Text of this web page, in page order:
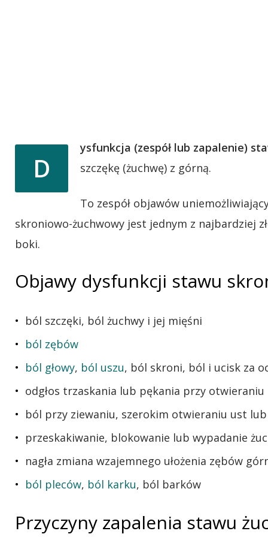
D
ysfunkcja (zespół lub zapalenie)
szczękę (żuchwę) z górną.
To zespół objawów
skroniowo-żuchwowy jest jednym z najbardziej
boki.
Objawy dysfunkcji stawu
ból szczęki, ból żuchwy i jej mięśni
ból zębów
ból głowy, ból uszu, ból skroni, ból i ucisk za
odgłos trzaskania lub pękania przy
ból przy ziewaniu, szerokim otwieraniu ust
przeskakiwanie, blokowanie lub wypadanie
nagła zmiana wzajemnego ułożenia zębów
ból pleców, ból karku, ból barków
Przyczyny zapalenia stawu